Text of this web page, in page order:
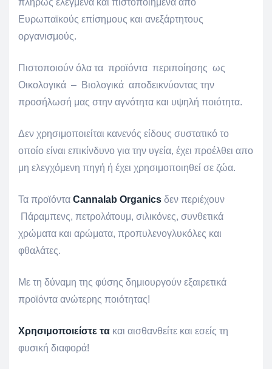
πλήρως ελεγμένα και πιστοποιημένα από
Ευρωπαϊκούς επίσημους και ανεξάρτητους
οργανισμούς.
Πιστοποιούν όλα τα προϊόντα περιποίησης ως
Οικολογικά – Βιολογικά αποδεικνύοντας την
προσήλωσή μας στην αγνότητα και υψηλή ποιότητα.
Δεν χρησιμοποιείται κανενός είδους συστατικό το
οποίο είναι επικίνδυνο για την υγεία, έχει προέλθει απο
μη ελεγχόμενη πηγή ή έχει χρησιμοποιηθεί σε ζώα.
Τα προϊόντα Cannalab Organics δεν περιέχουν
Πάραμπενς, πετρολάτουμ, σιλικόνες, συνθετικά
χρώματα και αρώματα, προπυλενογλυκόλες και
φθαλάτες.
Με τη δύναμη της φύσης δημιουργούν εξαιρετικά
προϊόντα ανώτερης ποιότητας!
Χρησιμοποιείστε τα και αισθανθείτε και εσείς τη
φυσική διαφορά!